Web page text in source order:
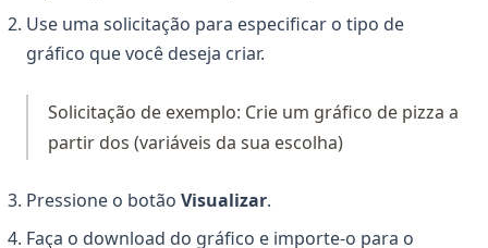
Use uma solicitação para especificar o tipo de
gráfico que você deseja criar.
Solicitação de exemplo: Crie um gráfico de pizza a
partir dos (variáveis da sua escolha)
Pressione o botão Visualizar.
Faça o download do gráfico e importe-o para o